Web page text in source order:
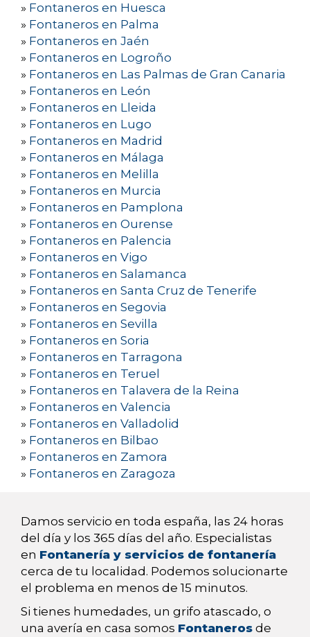
» Fontaneros en Huesca
» Fontaneros en Palma
» Fontaneros en Jaén
» Fontaneros en Logroño
» Fontaneros en Las Palmas de Gran Canaria
» Fontaneros en León
» Fontaneros en Lleida
» Fontaneros en Lugo
» Fontaneros en Madrid
» Fontaneros en Málaga
» Fontaneros en Melilla
» Fontaneros en Murcia
» Fontaneros en Pamplona
» Fontaneros en Ourense
» Fontaneros en Palencia
» Fontaneros en Vigo
» Fontaneros en Salamanca
» Fontaneros en Santa Cruz de Tenerife
» Fontaneros en Segovia
» Fontaneros en Sevilla
» Fontaneros en Soria
» Fontaneros en Tarragona
» Fontaneros en Teruel
» Fontaneros en Talavera de la Reina
» Fontaneros en Valencia
» Fontaneros en Valladolid
» Fontaneros en Bilbao
» Fontaneros en Zamora
» Fontaneros en Zaragoza
Damos servicio en toda españa, las 24 horas
del día y los 365 días del año. Especialistas
en Fontanería y servicios de fontanería
cerca de tu localidad. Podemos solucionarte
el problema en menos de 15 minutos.
Si tienes humedades, un grifo atascado, o
una avería en casa somos Fontaneros de